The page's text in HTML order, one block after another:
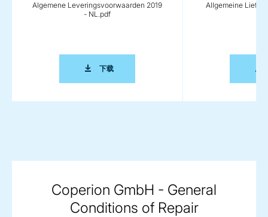
Algemene Leveringsvoorwaarden 2019
- NL.pdf
下载ALGEMENE LEVERINGSVOORWAARDEN
Allgemeine
Coperion GmbH - General
Conditions of Repair